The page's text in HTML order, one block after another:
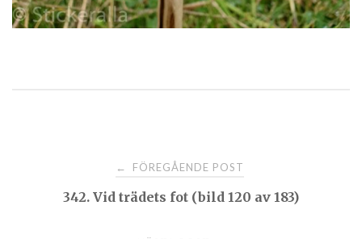
navigation
← FÖREGÅENDE POST
342. Vid trädets fot (bild 120 av 183)